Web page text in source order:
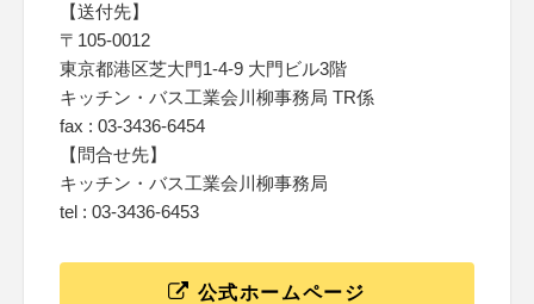
【送付先】
〒105-0012
東京都港区芝大門1-4-9 大門ビル3階
キッチン・バス工業会川柳事務局 TR係
fax : 03-3436-6454
【問合せ先】
キッチン・バス工業会川柳事務局
tel : 03-3436-6453
公式ホームページ